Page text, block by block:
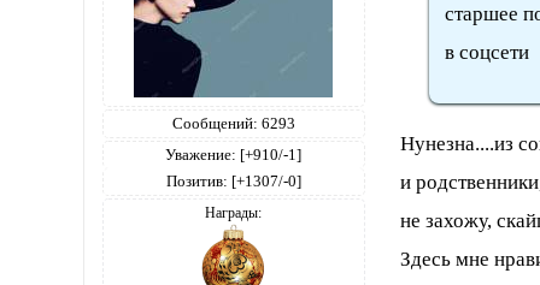
Сообщений: 6293
Уважение: [+910/-1]
Позитив: [+1307/-0]
Награды:
старшее
в соцсети
Нунезна....из
и
не захожу,
Здесь мне